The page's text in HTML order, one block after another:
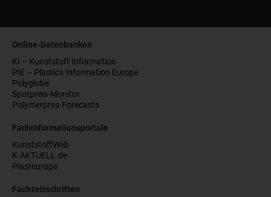
Online-Datenbanken
KI – Kunststoff Information
PIE – Plastics Information Europe
Polyglobe
Spotpreis-Monitor
Polymerpres-Forecasts
Fachinformationsportale
KunststoffWeb
K-AKTUELL.de
Plasteurope
Fachzeitschriften